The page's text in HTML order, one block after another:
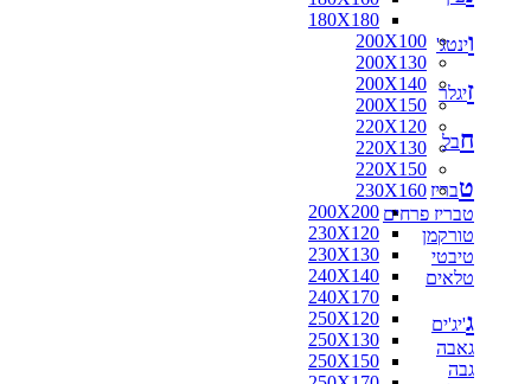
180X180
200X100
200X130
200X140
200X150
220X120
220X130
220X150
230X160
200X200
230X120
230X130
240X140
240X170
250X120
250X130
250X150
וינטג'
זיגלר
חבל
טבריז
טבריז פרחים
טורקמן
טיבטי
טלאים
ג'יג'ים
גאבה
גבה